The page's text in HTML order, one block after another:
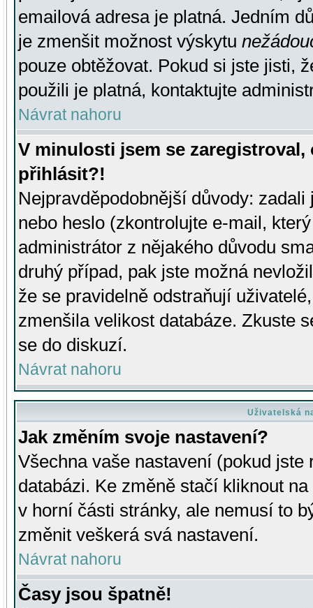
emailová adresa je platná. Jedním
je zmenšit možnost výskytu
pouze obtěžovat. Pokud si jste jisti,
použili je platná, kontaktujte
Návrat nahoru
V minulosti jsem se
přihlásit?!
Nejpravděpodobnější důvody:
nebo heslo (zkontrolujte e-mail,
administrátor z nějakého důvodu
druhý případ, pak jste možná
že se pravidelně odstraňují
zmenšila velikost databáze. Zkuste
se do diskuzí.
Návrat nahoru
Uživatelská
Jak změním svoje nastavení?
Všechna vaše nastavení (pokud
databázi. Ke změně stačí kliknout
v horní části stránky, ale nemusí to
změnit veškerá svá nastavení.
Návrat nahoru
Časy jsou špatně!